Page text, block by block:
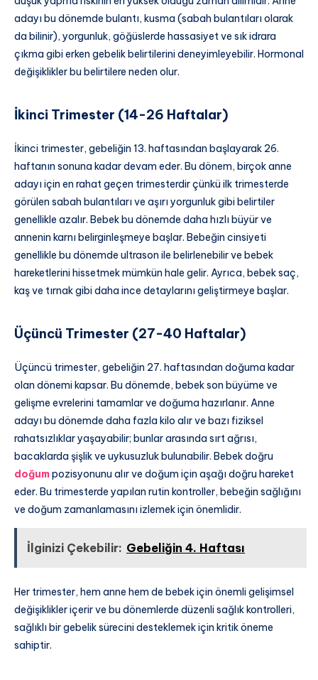
adayı bu dönemde bulantı, kusma (sabah bulantıları olarak
da bilinir), yorgunluk, göğüslerde hassasiyet ve sık idrara
çıkma gibi erken gebelik belirtilerini deneyimleyebilir. Hormonal
değişiklikler bu belirtilere neden olur.
İkinci Trimester (14-26 Haftalar)
İkinci trimester, gebeliğin 13. haftasından başlayarak 26.
haftanın sonuna kadar devam eder. Bu dönem, birçok anne
adayı için en rahat geçen trimesterdir çünkü ilk trimesterde
görülen sabah bulantıları ve aşırı yorgunluk gibi belirtiler
genellikle azalır. Bebek bu dönemde daha hızlı büyür ve
annenin karnı belirginleşmeye başlar. Bebeğin cinsiyeti
genellikle bu dönemde ultrason ile belirlenebilir ve bebek
hareketlerini hissetmek mümkün hale gelir. Ayrıca, bebek saç,
kaş ve tırnak gibi daha ince detaylarını geliştirmeye başlar.
Üçüncü Trimester (27-40 Haftalar)
Üçüncü trimester, gebeliğin 27. haftasından doğuma kadar
olan dönemi kapsar. Bu dönemde, bebek son büyüme ve
gelişme evrelerini tamamlar ve doğuma hazırlanır. Anne
adayı bu dönemde daha fazla kilo alır ve bazı fiziksel
rahatsızlıklar yaşayabilir; bunlar arasında sırt ağrısı,
bacaklarda şişlik ve uykusuzluk bulunabilir. Bebek doğru
doğumpozisyonunu alır ve doğum için aşağı doğru hareket
eder. Bu trimesterde yapılan rutin kontroller, bebeğin sağlığını
ve doğum zamanlamasını izlemek için önemlidir.
İlginizi Çekebilir: Gebeliğin 4. Haftası
Her trimester, hem anne hem de bebek için önemli gelişimsel
değişiklikler içerir ve bu dönemlerde düzenli sağlık kontrolleri,
sağlıklı bir gebelik sürecini desteklemek için kritik öneme
sahiptir.